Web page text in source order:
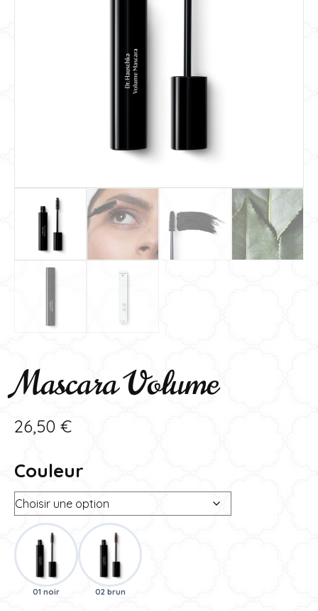
Mascara Volume
26,50 €
Couleur
01 noir 02 brun